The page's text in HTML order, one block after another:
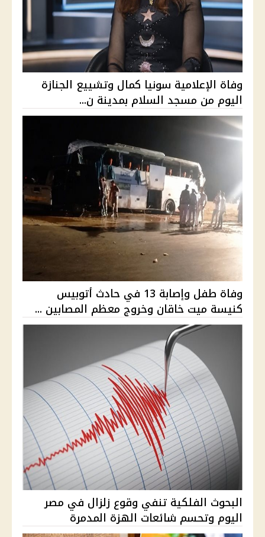
وفاة الإعلامية سونيا كمال وتشييع الجنازة
اليوم من مسجد السلام بمدينة ن...
وفاة طفل وإصابة 13 في حادث أتوبيس
كنيسة ميت خاقان وخروج معظم المصابين ...
البحوث الفلكية تنفي وقوع زلزال في مصر
اليوم وتحسم شائعات الهزة المدمرة